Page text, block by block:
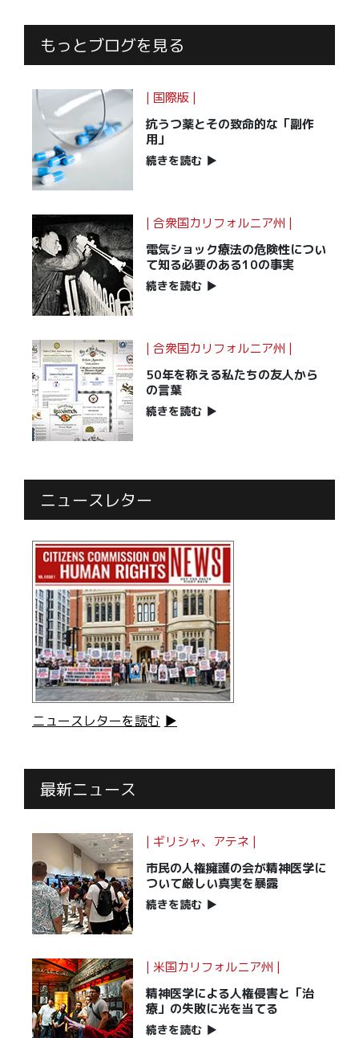
もっとブログを見る
| 国際版 |
抗うつ薬とその致命的な「副作
用」
続きを読む ▶
| 合衆国カリフォルニア州 |
電気ショック療法の危険性につい
て知る必要のある10の事実
続きを読む ▶
| 合衆国カリフォルニア州 |
50年を称える私たちの友人から
の言葉
続きを読む ▶
ニュースレター
ニュースレターを読む ▶
最新ニュース
| ギリシャ、アテネ |
市民の人権擁護の会が精神医学に
ついて厳しい真実を暴露
続きを読む ▶
| 米国カリフォルニア州 |
精神医学による人権侵害と「治
療」の失敗に光を当てる
続きを読む ▶